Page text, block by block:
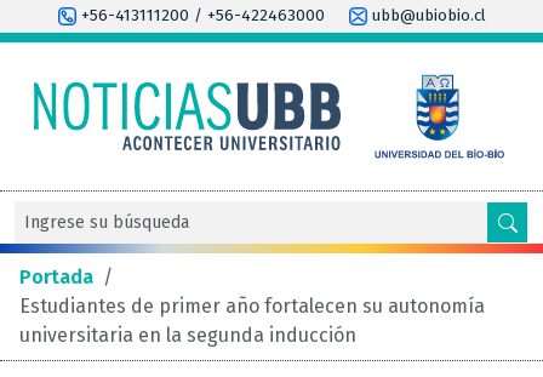
+56-413111200 / +56-422463000 ubb@ubiobio.cl
Portada /
Estudiantes de primer año fortalecen su autonomía
universitaria en la segunda inducción